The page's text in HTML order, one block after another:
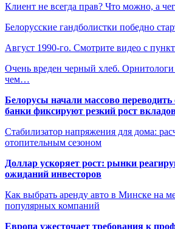
Клиент не всегда прав? Что можно, а
Белорусские гандболистки победно
Август 1990-го. Смотрите видео с
Очень вреден черный хлеб. Орнитологи
чем…
Белорусы начали массово
банки фиксируют резкий рост
Стабилизатор напряжения для дома:
отопительным сезоном
Доллар ускоряет рост: рынки
ожиданий инвесторов
Как выбрать аренду авто в Минске на
популярных компаний
Европа ужесточает требования к